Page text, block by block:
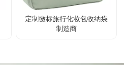
定制徽标旅行化妆包收纳袋
制造商